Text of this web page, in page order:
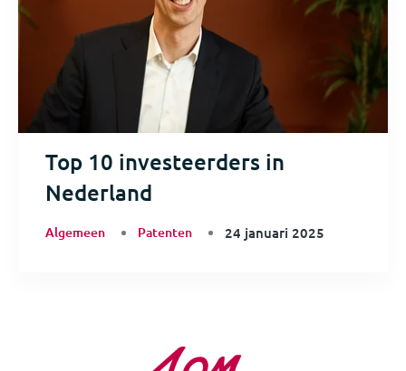
Top 10 investeerders in
Nederland
Algemeen Patenten 24 januari 2025